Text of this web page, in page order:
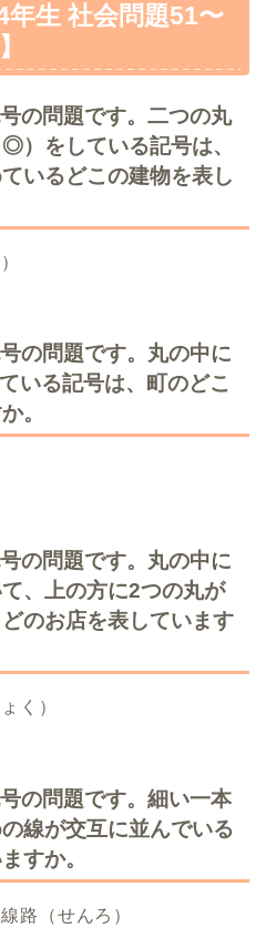
生 社会問題51〜
の問題です。二つの丸
）をしている記号は、
いるどこの建物を表し
の問題です。丸の中に
いる記号は、町のどこ
。
の問題です。丸の中に
、上の方に2つの丸が
のお店を表しています
く）
の問題です。細い一本
線が交互に並んでいる
すか。
路（せんろ）